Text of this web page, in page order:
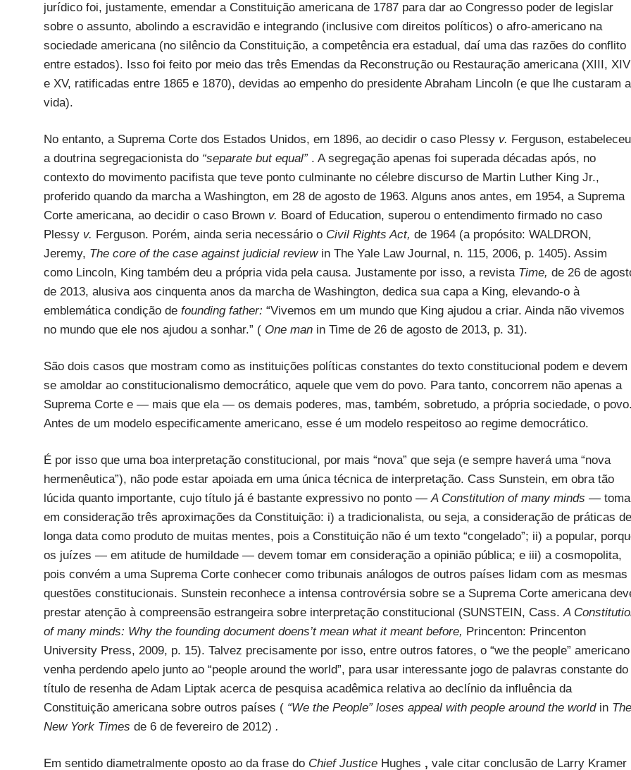
jurídico foi, justamente, emendar a Constituição americana de 1787 para dar ao Congresso poder de legislar
sobre o assunto, abolindo a escravidão e integrando (inclusive com direitos políticos) o afro-americano na
sociedade americana (no silêncio da Constituição, a competência era estadual, daí uma das razões do conflito
entre estados). Isso foi feito por meio das três Emendas da Reconstrução ou Restauração americana (XIII, XIV
e XV, ratificadas entre 1865 e 1870), devidas ao empenho do presidente Abraham Lincoln (e que lhe custaram a
vida).
No entanto, a Suprema Corte dos Estados Unidos, em 1896, ao decidir o caso Plessy v. Ferguson, estabeleceu
a doutrina segregacionista do “separate but equal” . A segregação apenas foi superada décadas após, no
contexto do movimento pacifista que teve ponto culminante no célebre discurso de Martin Luther King Jr.,
proferido quando da marcha a Washington, em 28 de agosto de 1963. Alguns anos antes, em 1954, a Suprema
Corte americana, ao decidir o caso Brown v. Board of Education, superou o entendimento firmado no caso
Plessy v. Ferguson. Porém, ainda seria necessário o Civil Rights Act, de 1964 (a propósito: WALDRON,
Jeremy, The core of the case against judicial review in The Yale Law Journal, n. 115, 2006, p. 1405). Assim
como Lincoln, King também deu a própria vida pela causa. Justamente por isso, a revista Time, de 26 de
de 2013, alusiva aos cinquenta anos da marcha de Washington, dedica sua capa a King, elevando-o à
emblemática condição de founding father: “Vivemos em um mundo que King ajudou a criar. Ainda não vivemos
no mundo que ele nos ajudou a sonhar.” ( One man in Time de 26 de agosto de 2013, p. 31).
São dois casos que mostram como as instituições políticas constantes do texto constitucional podem e devem
se amoldar ao constitucionalismo democrático, aquele que vem do povo. Para tanto, concorrem não apenas a
Suprema Corte e — mais que ela — os demais poderes, mas, também, sobretudo, a própria sociedade, o
Antes de um modelo especificamente americano, esse é um modelo respeitoso ao regime democrático.
É por isso que uma boa interpretação constitucional, por mais “nova” que seja (e sempre haverá uma “nova
hermenêutica”), não pode estar apoiada em uma única técnica de interpretação. Cass Sunstein, em obra tão
lúcida quanto importante, cujo título já é bastante expressivo no ponto —A Constitution of many minds — toma
em consideração três aproximações da Constituição: i) a tradicionalista, ou seja, a consideração de práticas de
longa data como produto de muitas mentes, pois a Constituição não é um texto “congelado”; ii) a popular,
os juízes — em atitude de humildade — devem tomar em consideração a opinião pública; e iii) a cosmopolita,
pois convém a uma Suprema Corte conhecer como tribunais análogos de outros países lidam com as mesmas
questões constitucionais. Sunstein reconhece a intensa controvérsia sobre se a Suprema Corte americana
prestar atenção à compreensão estrangeira sobre interpretação constitucional (SUNSTEIN, Cass.A
of many minds: Why the founding document doens’t mean what it meant before, Princenton: Princenton
University Press, 2009, p. 15). Talvez precisamente por isso, entre outros fatores, o “we the people” americano
venha perdendo apelo junto ao “people around the world”, para usar interessante jogo de palavras constante do
título de resenha de Adam Liptak acerca de pesquisa acadêmica relativa ao declínio da influência da
Constituição americana sobre outros países ( “We the People” loses appeal with people around the world in The
New York Times de 6 de fevereiro de 2012) .
Em sentido diametralmente oposto ao da frase do Chief Justice Hughes , vale citar conclusão de Larry Kramer